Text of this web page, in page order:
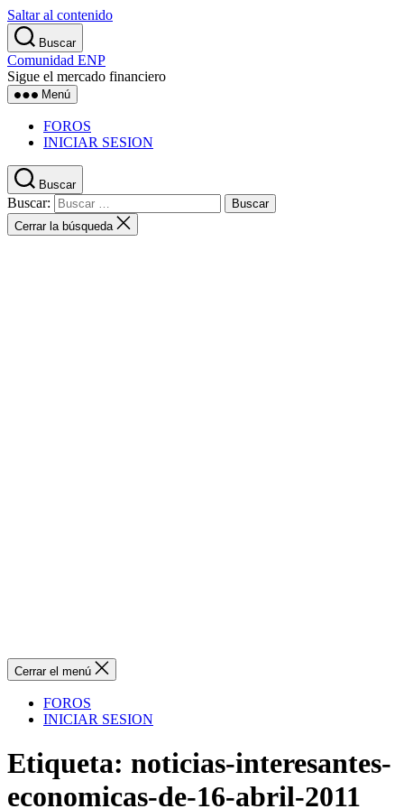
Saltar al contenido
Buscar
Comunidad ENP
Sigue el mercado financiero
Menú
FOROS
INICIAR SESION
Buscar
Buscar:
Cerrar la búsqueda
Cerrar el menú
FOROS
INICIAR SESION
Etiqueta: noticias-interesantes-
economicas-de-16-abril-2011